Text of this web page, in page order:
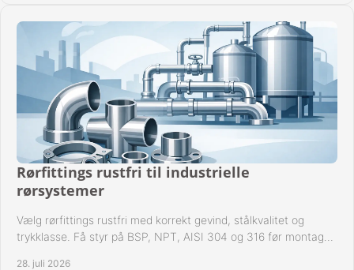
Rørfittings rustfri til industrielle
rørsystemer
Vælg rørfittings rustfri med korrekt gevind, stålkvalitet og
trykklasse. Få styr på BSP, NPT, AISI 304 og 316 før montage
28. juli 2026